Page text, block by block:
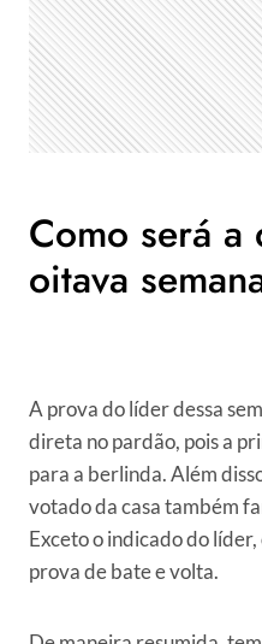
Como será a
oitava
A prova do líder dessa
direta no pardão, pois a
para a berlinda. Além
votado da casa também
Exceto o indicado do
prova de bate e volta.